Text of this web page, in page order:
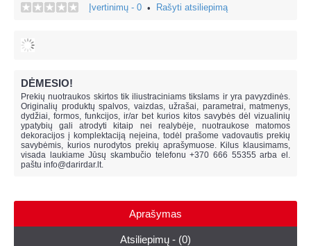
Įvertinimų - 0 • Rašyti atsiliepimą
DĖMESIO!
Prekių nuotraukos skirtos tik iliustraciniams tikslams ir yra pavyzdinės.
Originalių produktų spalvos, vaizdas, užrašai, parametrai, matmenys,
dydžiai, formos, funkcijos, ir/ar bet kurios kitos savybės dėl vizualinių
ypatybių gali atrodyti kitaip nei realybėje, nuotraukose matomos
dekoracijos į komplektaciją neįeina, todėl prašome vadovautis prekių
savybėmis, kurios nurodytos prekių aprašymuose. Kilus klausimams,
visada laukiame Jūsų skambučio telefonu +370 666 55355 arba el.
paštu info@darirdar.lt.
Aprašymas
Atsiliepimų - (0)